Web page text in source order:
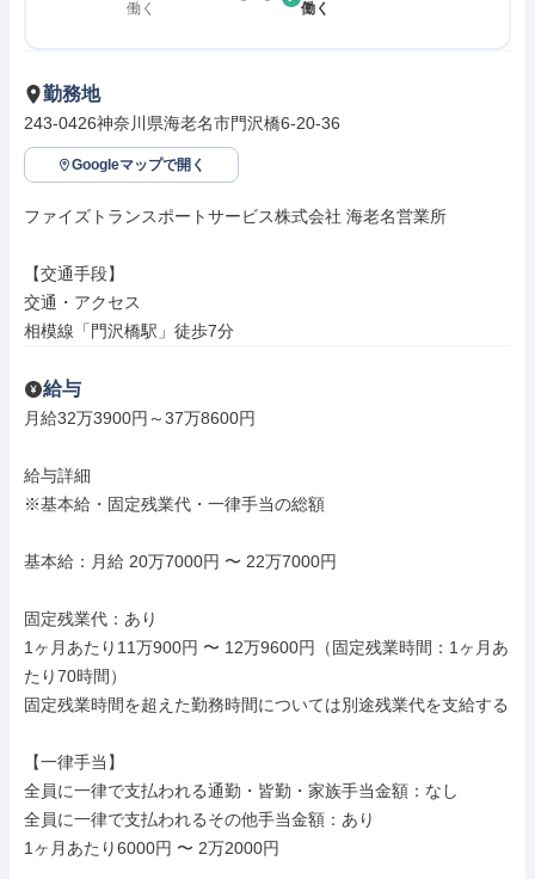
働く 働く
勤務地
243-0426神奈川県海老名市門沢橋6-20-36
Googleマップで開く
ファイズトランスポートサービス株式会社 海老名営業所
【交通手段】
交通・アクセス
相模線「門沢橋駅」徒歩7分
給与
月給32万3900円～37万8600円
給与詳細
※基本給・固定残業代・一律手当の総額
基本給：月給 20万7000円 〜 22万7000円
固定残業代：あり
1ヶ月あたり11万900円 〜 12万9600円（固定残業時間：1ヶ月あ
たり70時間）
固定残業時間を超えた勤務時間については別途残業代を支給する
【一律手当】
全員に一律で支払われる通勤・皆勤・家族手当金額：なし
全員に一律で支払われるその他手当金額：あり
1ヶ月あたり6000円 〜 2万2000円